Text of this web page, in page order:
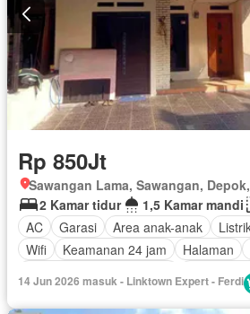
Rp 850Jt
Sawangan Lama, Sawangan,
2 Kamar tidur
1,5 Kamar mandi
AC
Garasi Area anak-anak
Wifi
Keamanan 24 jam Halaman
Sebagian
14 Jun 2026 masuk - Linktown Expert - Ferdi